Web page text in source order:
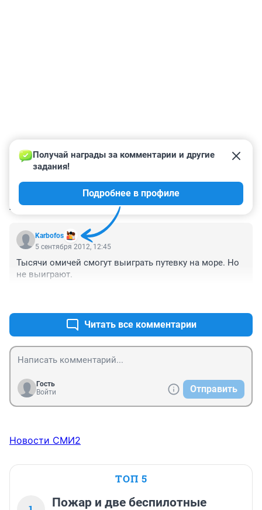
КОММЕНТАРИИ 1
Karbofos
Получай награды за комментарии и другие
задания!
Подробнее в профиле
5 сентября 2012, 12:45
Тысячи омичей смогут выиграть путевку на море. Но
не выиграют.
Читать все комментарии
Гость
Войти
Отправить
Новости СМИ2
ТОП 5
Пожар и две беспилотные